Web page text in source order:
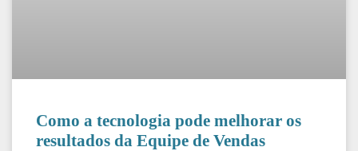
Como a tecnologia pode melhorar os
resultados da Equipe de Vendas